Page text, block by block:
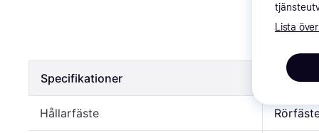
SBS
Scooters
Specifikationer
Hållarfäste
Lista